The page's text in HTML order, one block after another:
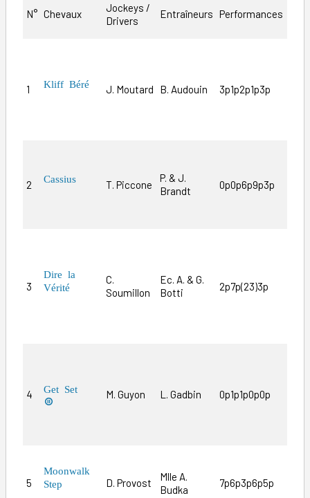
N° Chevaux
Jockeys /
Drivers
Entraîneurs Performances
1 Kliff Béré J. Moutard B. Audouin 3p1p2p1p3p
2
Cassius
T. Piccone
P. & J.
Brandt
0p0p6p9p3p
3
Dire la
Vérité
C.
Soumillon
Ec. A. & G.
Botti
2p7p(23)3p
4
Get Set

M. Guyon L. Gadbin 0p1p1p0p0p
5
Moonwalk
Step
D. Provost
Mlle A.
Budka
7p6p3p6p5p